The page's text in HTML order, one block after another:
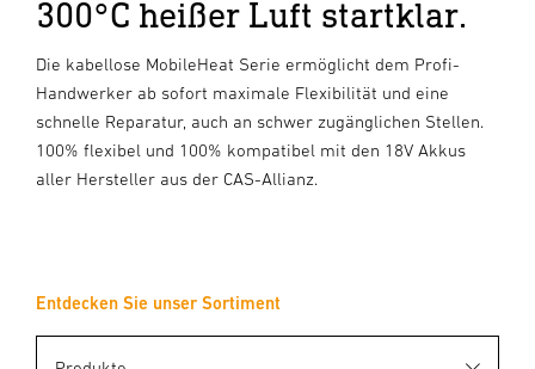
300°C heißer Luft startklar.
Die kabellose MobileHeat Serie ermöglicht dem Profi-
Handwerker ab sofort maximale Flexibilität und eine
schnelle Reparatur, auch an schwer zugänglichen Stellen.
100% flexibel und 100% kompatibel mit den 18V Akkus
aller Hersteller aus der CAS-Allianz.
Entdecken Sie unser Sortiment